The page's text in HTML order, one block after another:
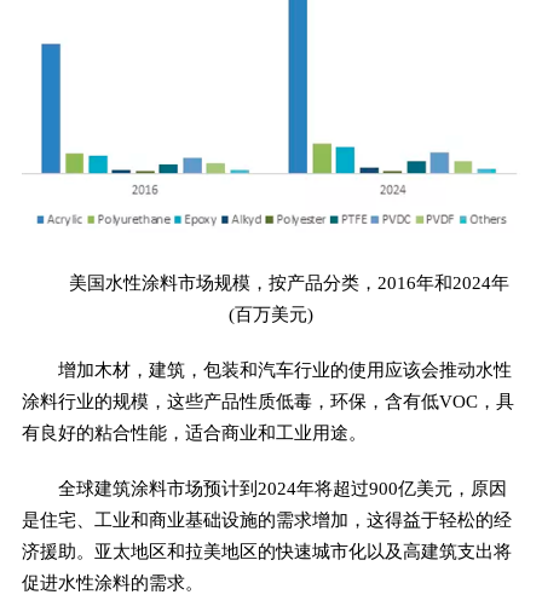
美国水性涂料市场规模，按产品分类，2016年和2024年
(百万美元)
增加木材，建筑，包装和汽车行业的使用应该会推动水性
涂料行业的规模，这些产品性质低毒，环保，含有低VOC，具
有良好的粘合性能，适合商业和工业用途。
全球建筑涂料市场预计到2024年将超过900亿美元，原因
是住宅、工业和商业基础设施的需求增加，这得益于轻松的经
济援助。亚太地区和拉美地区的快速城市化以及高建筑支出将
促进水性涂料的需求。